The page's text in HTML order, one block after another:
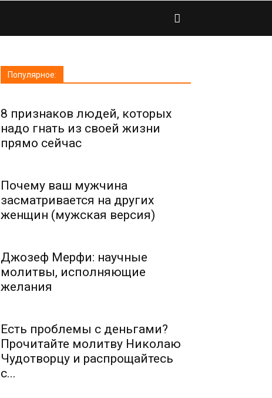
Популярное:
8 признаков людей, которых
надо гнать из своей жизни
прямо сейчас
Почему ваш мужчина
засматривается на других
женщин (мужская версия)
Джозеф Мерфи: научные
молитвы, исполняющие
желания
Есть проблемы с деньгами?
Прочитайте молитву Николаю
Чудотворцу и распрощайтесь
с...